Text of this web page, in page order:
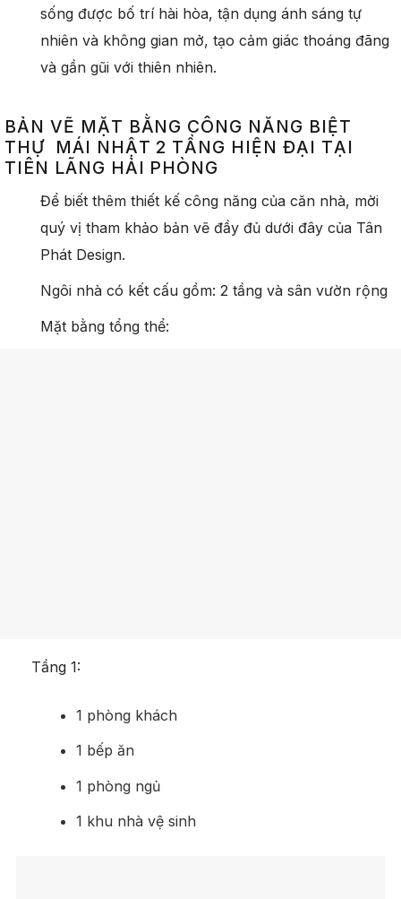
sống được bố trí hài hòa, tận dụng ánh sáng tự
nhiên và không gian mở, tạo cảm giác thoáng đãng
và gần gũi với thiên nhiên.
BẢN VẼ MẶT BẰNG CÔNG NĂNG BIỆT
THỰ MÁI NHẬT 2 TẦNG HIỆN ĐẠI TẠI
TIÊN LÃNG HẢI PHÒNG
Để biết thêm thiết kế công năng của căn nhà, mời
quý vị tham khảo bản vẽ đầy đủ dưới đây của Tân
Phát Design.
Ngôi nhà có kết cấu gồm: 2 tầng và sân vườn rộng
Mặt bằng tổng thể:
Tầng 1:
1 phòng khách
1 bếp ăn
1 phòng ngủ
1 khu nhà vệ sinh